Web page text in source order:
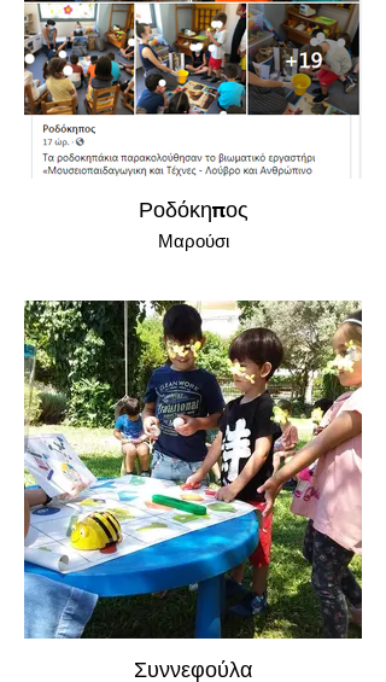
Ροδόκηπος
Μαρούσι
Συννεφούλα